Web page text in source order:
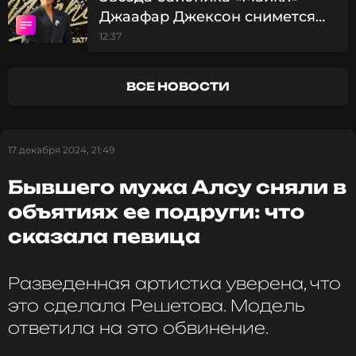
и многое другое >
Смотрите нас в Likee, чтобы
ПОДПИСАТЬСЯ
Джаафар Джексон снимется
вместе с Уиллом Смитом
12:37
ВСЕ НОВОСТИ
17 декабря 2024, 21:49
Бывшего мужа Алсу сняли в
объятиях ее подруги: что
сказала певица
Разведенная артистка уверена, что
это сделала Решетова. Модель
ответила на это обвинение.